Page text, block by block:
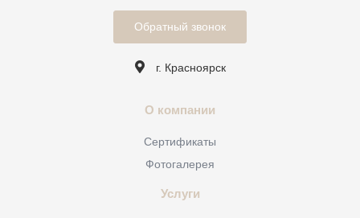
Обратный звонок
г. Красноярск
О компании
Сертификаты
Фотогалерея
Услуги